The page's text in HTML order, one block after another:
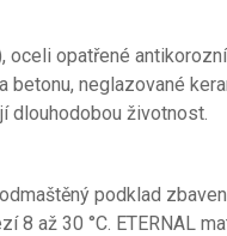
opatřené
neglazované
dlouhodobou životnost.
podklad
až 30 °C. ETERNAL